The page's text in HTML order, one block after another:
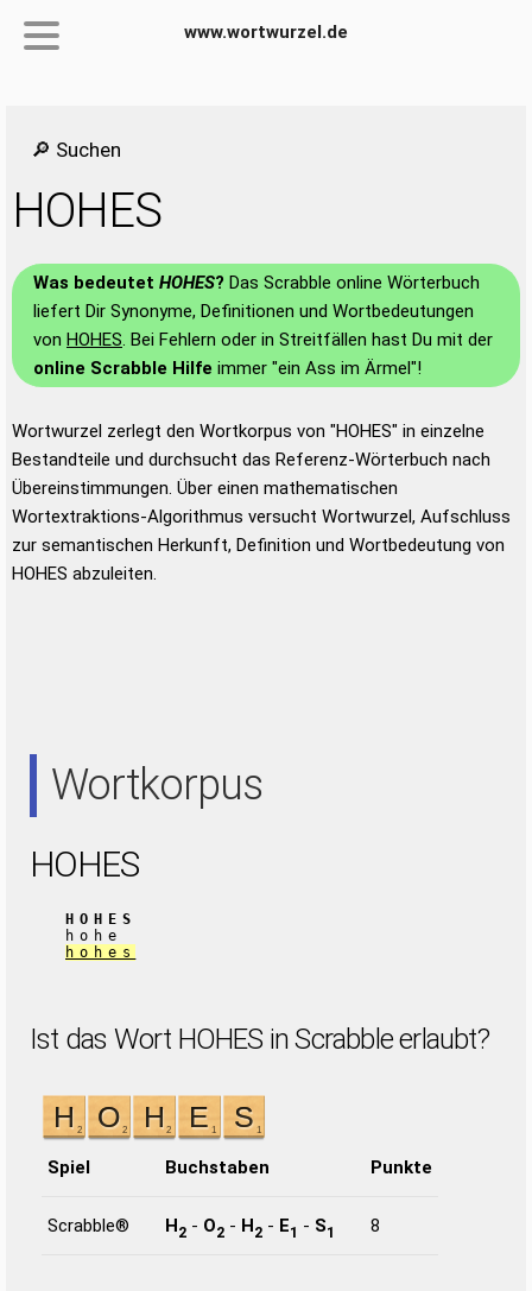
www.wortwurzel.de
🔎 Suchen
HOHES
Was bedeutet HOHES? Das Scrabble online Wörterbuch
liefert Dir Synonyme, Definitionen und Wortbedeutungen
von HOHES. Bei Fehlern oder in Streitfällen hast Du mit der
online Scrabble Hilfe immer "ein Ass im Ärmel"!
Wortwurzel zerlegt den Wortkorpus von "HOHES" in einzelne
Bestandteile und durchsucht das Referenz-Wörterbuch nach
Übereinstimmungen. Über einen mathematischen
Wortextraktions-Algorithmus versucht Wortwurzel, Aufschluss
zur semantischen Herkunft, Definition und Wortbedeutung von
HOHES abzuleiten.
Wortkorpus
HOHES
HOHES
hohe
hohes
Ist das Wort HOHES in Scrabble erlaubt?
Spiel Buchstaben Punkte
Scrabble® H2 - O2 - H2 - E1 - S1 8